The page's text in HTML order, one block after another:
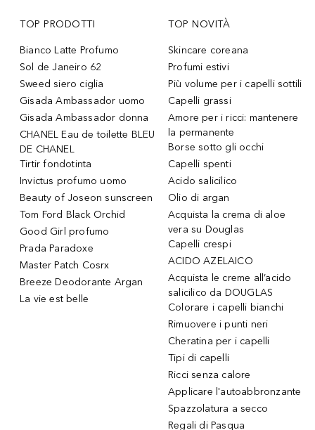
TOP PRODOTTI
Bianco Latte Profumo
Sol de Janeiro 62
Sweed siero ciglia
Gisada Ambassador uomo
Gisada Ambassador donna
CHANEL Eau de toilette BLEU
DE CHANEL
Tirtir fondotinta
Invictus profumo uomo
Beauty of Joseon sunscreen
Tom Ford Black Orchid
Good Girl profumo
Prada Paradoxe
Master Patch Cosrx
Breeze Deodorante Argan
La vie est belle
TOP NOVITÀ
Skincare coreana
Profumi estivi
Più volume per i capelli sottili
Capelli grassi
Amore per i ricci: mantenere
la permanente
Borse sotto gli occhi
Capelli spenti
Acido salicilico
Olio di argan
Acquista la crema di aloe
vera su Douglas
Capelli crespi
ACIDO AZELAICO
Acquista le creme all’acido
salicilico da DOUGLAS
Colorare i capelli bianchi
Rimuovere i punti neri
Cheratina per i capelli
Tipi di capelli
Ricci senza calore
Applicare l'autoabbronzante
Spazzolatura a secco
Regali di Pasqua